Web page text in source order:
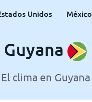
Unidos México
Guyana
El clima en Guyana